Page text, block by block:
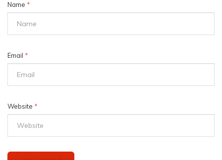
Name *
Email *
Website *